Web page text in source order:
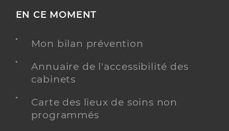
EN CE MOMENT
Mon bilan prévention
Annuaire de l'accessibilité des
cabinets
Carte des lieux de soins non
programmés